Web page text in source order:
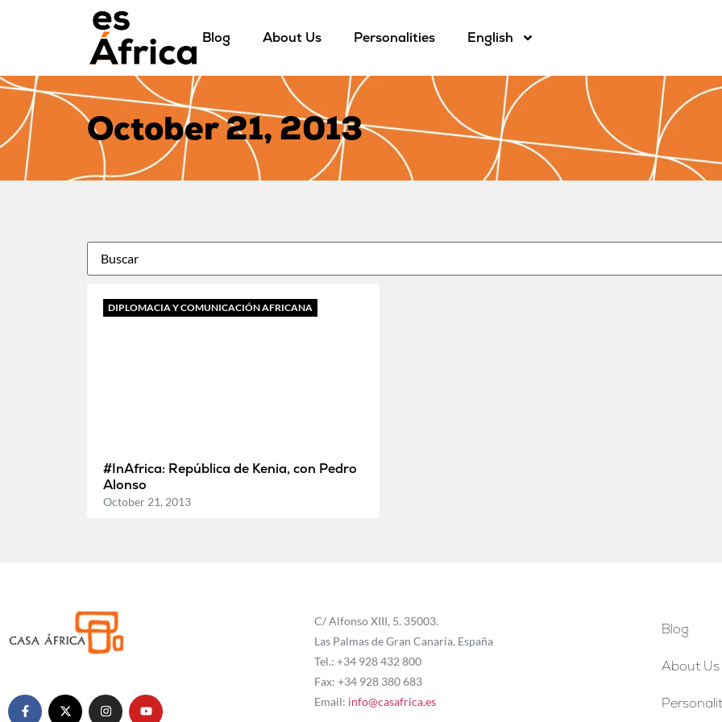
Blog About Us Personalities English
October 21, 2013
DIPLOMACIA Y COMUNICACIÓN AFRICANA
#InAfrica: República de Kenia, con Pedro
Alonso
October 21, 2013
C/ Alfonso XIII, 5. 35003.
Las Palmas de Gran Canaria. España
Tel.: +34 928 432 800
Fax: +34 928 380 683
Email: info@casafrica.es
Blog
About Us